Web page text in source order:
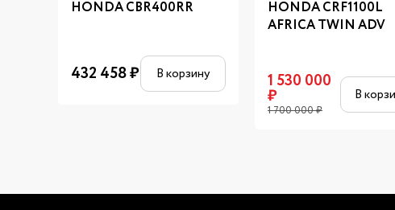
HONDA CBR400RR
432 458₽ В корзину
HONDA CRF1100L
AFRICA TWIN ADV
1 530 000
₽
1 700 000₽
В